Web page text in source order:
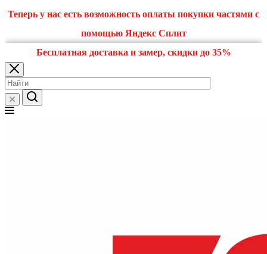
Теперь у нас есть возможность оплаты покупки частями с
помощью Яндекс Сплит
Бесплатная доставка и замер, скидки до 35%